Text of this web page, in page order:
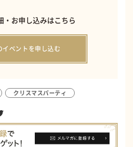
・お申し込みはこちら
イベントを申し込む
クリスマスパーティ